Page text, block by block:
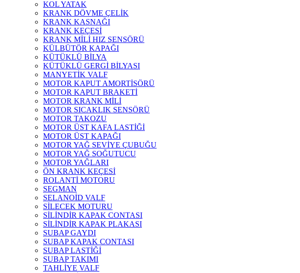
KOL YATAK
KRANK DÖVME ÇELİK
KRANK KASNAĞI
KRANK KEÇESİ
KRANK MİLİ HIZ SENSÖRÜ
KÜLBÜTÖR KAPAĞI
KÜTÜKLÜ BİLYA
KÜTÜKLÜ GERGİ BİLYASI
MANYETİK VALF
MOTOR KAPUT AMORTİSÖRÜ
MOTOR KAPUT BRAKETİ
MOTOR KRANK MİLİ
MOTOR SICAKLIK SENSÖRÜ
MOTOR TAKOZU
MOTOR ÜST KAFA LASTİĞİ
MOTOR ÜST KAPAĞI
MOTOR YAĞ SEVİYE ÇUBUĞU
MOTOR YAĞ SOĞUTUCU
MOTOR YAĞLARI
ÖN KRANK KEÇESİ
ROLANTİ MOTORU
SEGMAN
SELANOİD VALF
SİLECEK MOTURU
SİLİNDİR KAPAK CONTASI
SİLİNDİR KAPAK PLAKASI
SUBAP GAYDI
SUBAP KAPAK CONTASI
SUBAP LASTİĞİ
SUBAP TAKIMI
TAHLİYE VALF